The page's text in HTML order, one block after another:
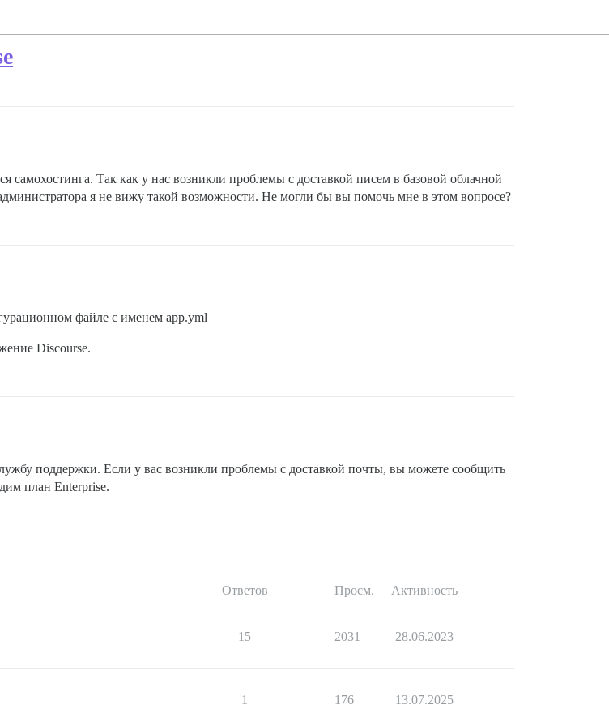
Так как у нас возникли проблемы с доставкой писем в базовой облачной
я не вижу такой возможности. Не могли бы вы помочь мне в этом вопросе?
файле с именем app.yml
Discourse.
поддержки. Если у вас возникли проблемы с доставкой почты, вы можете сообщить
план Enterprise.
Ответов Просм. Активность
15 2031 28.06.2023
1 176 13.07.2025